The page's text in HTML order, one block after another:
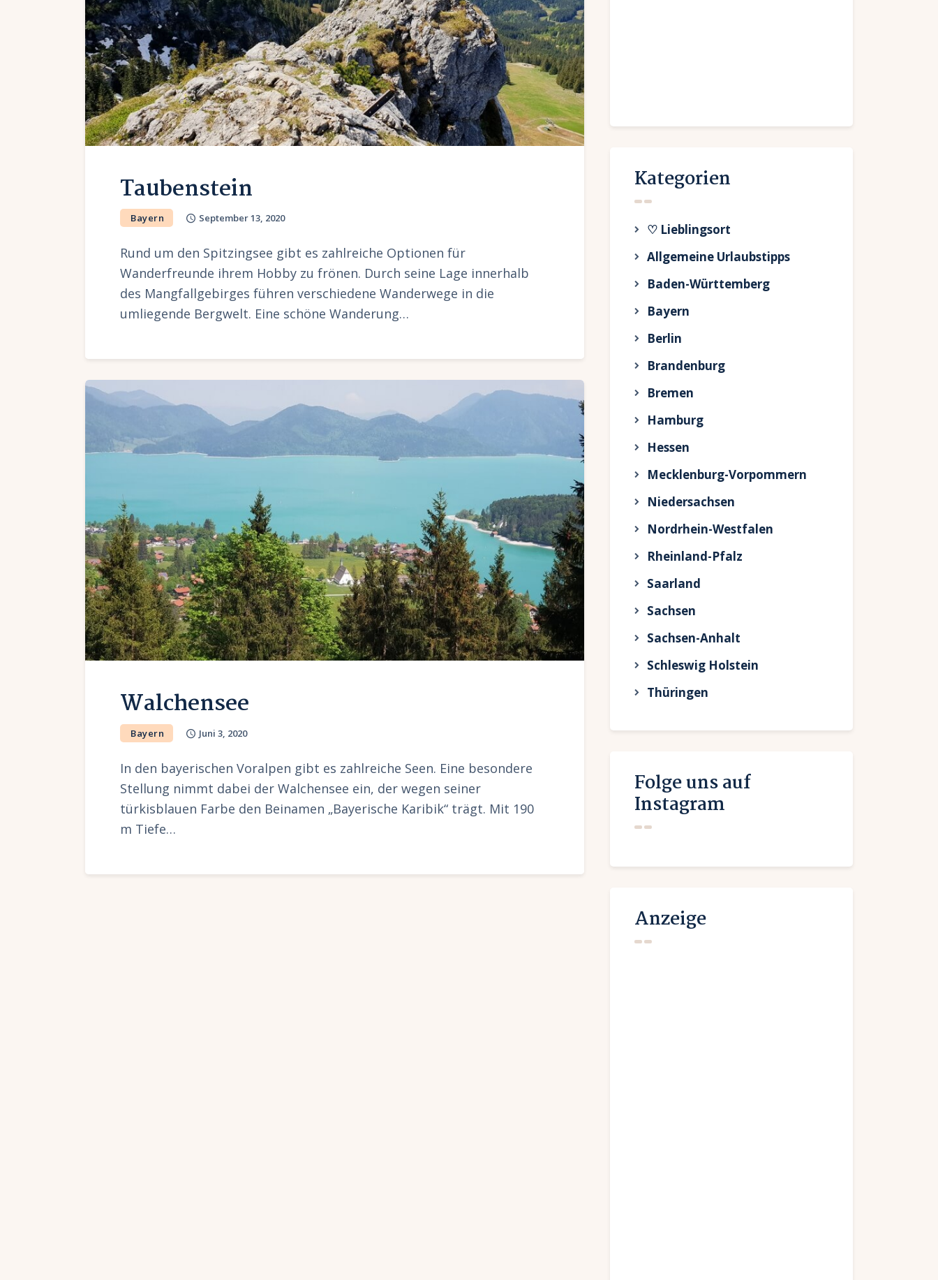
Taubenstein
Bayern September 13, 2020
Rund um den Spitzingsee gibt es zahlreiche Optionen für
Wanderfreunde ihrem Hobby zu frönen. Durch seine Lage innerhalb
des Mangfallgebirges führen verschiedene Wanderwege in die
umliegende Bergwelt. Eine schöne Wanderung…
Walchensee
Bayern Juni 3, 2020
In den bayerischen Voralpen gibt es zahlreiche Seen. Eine besondere
Stellung nimmt dabei der Walchensee ein, der wegen seiner
türkisblauen Farbe den Beinamen „Bayerische Karibik“ trägt. Mit 190
m Tiefe…
Kategorien
♡ Lieblingsort
Allgemeine Urlaubstipps
Baden-Württemberg
Bayern
Berlin
Brandenburg
Bremen
Hamburg
Hessen
Mecklenburg-Vorpommern
Niedersachsen
Nordrhein-Westfalen
Rheinland-Pfalz
Saarland
Sachsen
Sachsen-Anhalt
Schleswig Holstein
Thüringen
Folge uns auf
Instagram
Anzeige